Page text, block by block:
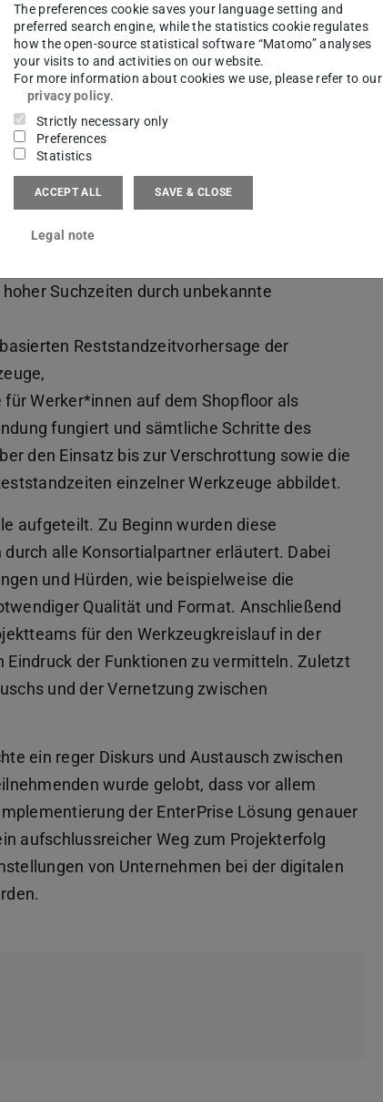
Dienstleister) und der
Forschungsgruppe
Learning) war das Ziel des Projekts die
AWB zu erhöhen und mittels
die Reststandzeiten der Werkzeuge zu
zu optimieren.
für eine geeignete Werkzeugmarkierung
Lösung in den Werkzeugkreislauf, um
Suchzeiten durch unbekannte
Reststandzeitvorhersage der
Werker*innen auf dem Shopfloor als
fungiert und sämtliche Schritte des
den Einsatz bis zur Verschrottung sowie die
einzelner Werkzeuge abbildet.
aufgeteilt. Zu Beginn wurden diese
alle Konsortialpartner erläutert. Dabei
und Hürden, wie beispielweise die
Qualität und Format. Anschließend
für den Werkzeugkreislauf in der
der Funktionen zu vermitteln. Zuletzt
und der Vernetzung zwischen
ein reger Diskurs und Austausch zwischen
wurde gelobt, dass vor allem
der EnterPrise Lösung genauer
aufschlussreicher Weg zum Projekterfolg
von Unternehmen bei der digitalen
The preferences cookie saves your language setting and
preferred search engine, while the statistics cookie regulates
how the open-source statistical software “Matomo” analyses
your visits to and activities on our website.
For more information about cookies we use, please refer to our
privacy policy.
Strictly necessary only
Preferences
Statistics
ACCEPT ALL SAVE & CLOSE
Legal note